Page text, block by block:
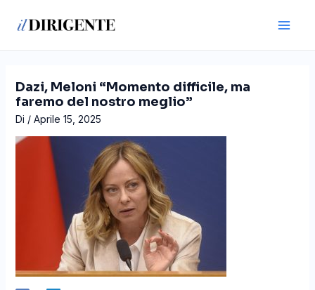
Dazi, Meloni “Momento difficile, ma
faremo del nostro meglio”
Di / Aprile 15, 2025
articoli